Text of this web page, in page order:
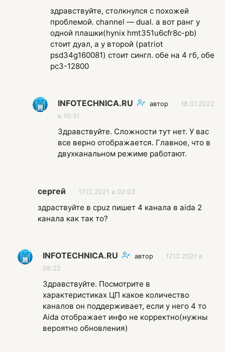
здравствуйте, столкнулся с похожей
проблемой. channel — dual. а вот ранг у
одной плашки(hynix hmt351u6cfr8c-pb)
стоит дуал, а у второй (patriot
psd34g160081) стоит сингл. обе на 4 гб, обе
pc3-12800
INFOTECHNICA.RU автор
18.07.2022
в 10:31
Здравствуйте. Сложности тут нет. У вас
все верно отображается. Главное, что в
двухканальном режиме работают.
сергей 17.12.2021 в 02:03
здраствуйте в cpuz пишет 4 канала в aida 2
канала как так то?
INFOTECHNICA.RU автор
17.12.2021 в
08:22
Здравствуйте. Посмотрите в
характеристиках ЦП какое количество
каналов он поддерживает, если у него 4 то
Aida отображает инфо не корректно(нужны
вероятно обновления)